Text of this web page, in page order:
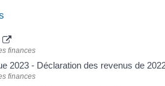
finances
2023 - Déclaration des revenus de
finances